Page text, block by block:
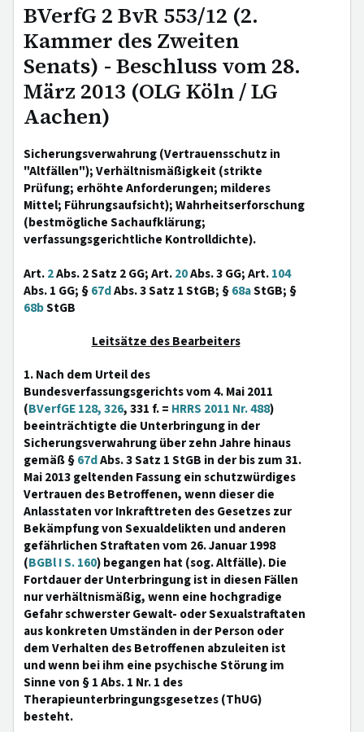
BVerfG 2 BvR 553/12 (2.
Kammer des Zweiten
Senats) - Beschluss vom 28.
März 2013 (OLG Köln / LG
Aachen)
Sicherungsverwahrung (Vertrauensschutz in
"Altfällen"); Verhältnismäßigkeit (strikte
Prüfung; erhöhte Anforderungen; milderes
Mittel; Führungsaufsicht); Wahrheitserforschung
(bestmögliche Sachaufklärung;
verfassungsgerichtliche Kontrolldichte).
Art.2Abs. 2 Satz 2 GG; Art.20Abs. 3 GG; Art.104
Abs. 1 GG; §67dAbs. 3 Satz 1 StGB; §68aStGB; §
68bStGB
Leitsätze des Bearbeiters
1. Nach dem Urteil des
Bundesverfassungsgerichts vom 4. Mai 2011
(BVerfGE 128, 326, 331 f. = HRRS 2011 Nr. 488)
beeinträchtigte die Unterbringung in der
Sicherungsverwahrung über zehn Jahre hinaus
gemäß §67dAbs. 3 Satz 1 StGB in der bis zum 31.
Mai 2013 geltenden Fassung ein schutzwürdiges
Vertrauen des Betroffenen, wenn dieser die
Anlasstaten vor Inkrafttreten des Gesetzes zur
Bekämpfung von Sexualdelikten und anderen
gefährlichen Straftaten vom 26. Januar 1998
(BGBl I S. 160) begangen hat (sog. Altfälle). Die
Fortdauer der Unterbringung ist in diesen Fällen
nur verhältnismäßig, wenn eine hochgradige
Gefahr schwerster Gewalt- oder Sexualstraftaten
aus konkreten Umständen in der Person oder
dem Verhalten des Betroffenen abzuleiten ist
und wenn bei ihm eine psychische Störung im
Sinne von § 1 Abs. 1 Nr. 1 des
Therapieunterbringungsgesetzes (ThUG)
besteht.